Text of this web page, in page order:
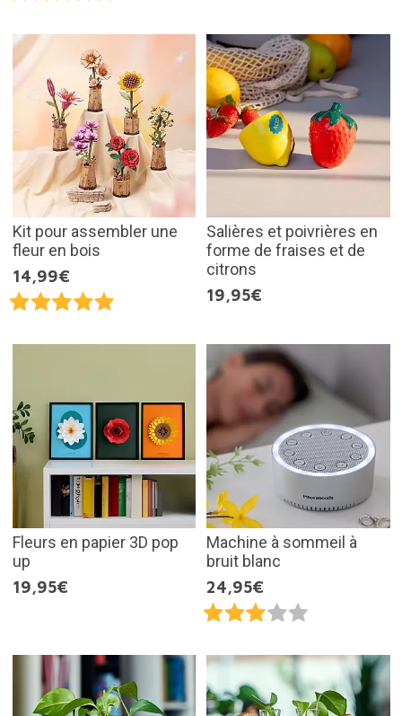
Kit pour assembler une
fleur en bois
14,99€
Salières et poivrières en
forme de fraises et de
citrons
19,95€
Fleurs en papier 3D pop
up
19,95€
Machine à sommeil à
bruit blanc
24,95€